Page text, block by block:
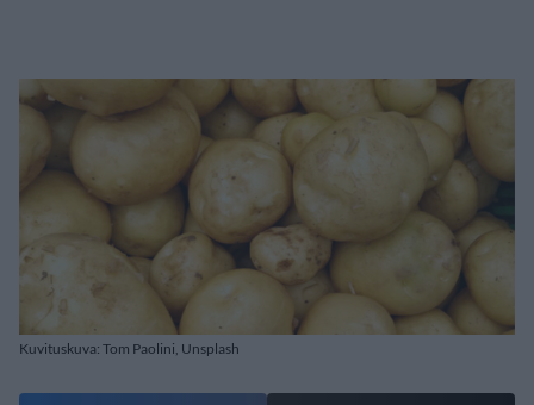
Kuvituskuva: Tom Paolini, Unsplash